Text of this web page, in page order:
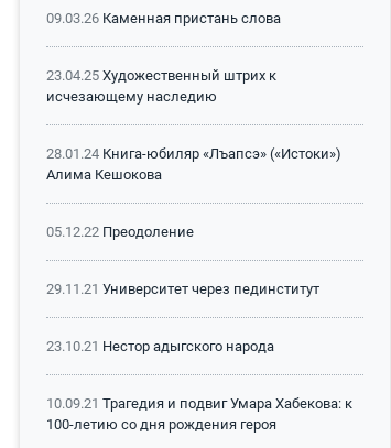
09.03.26 Каменная пристань слова
23.04.25 Художественный штрих к
исчезающему наследию
28.01.24 Книга-юбиляр «Лъапсэ» («Истоки»)
Алима Кешокова
05.12.22 Преодоление
29.11.21 Университет через пединститут
23.10.21 Нестор адыгского народа
10.09.21 Трагедия и подвиг Умара Хабекова: к
100-летию со дня рождения героя